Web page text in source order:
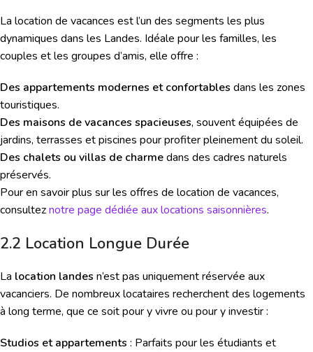
La location de vacances est l’un des segments les plus
dynamiques dans les Landes. Idéale pour les familles, les
couples et les groupes d’amis, elle offre :
Des appartements modernes et confortables dans les zones
touristiques.
Des maisons de vacances spacieuses, souvent équipées de
jardins, terrasses et piscines pour profiter pleinement du soleil.
Des chalets ou villas de charmedans des cadres naturels
préservés.
Pour en savoir plus sur les offres de location de vacances,
consulteznotre page dédiée aux locations saisonnières.
2.2 Location Longue Durée
La location landes n’est pas uniquement réservée aux
vacanciers. De nombreux locataires recherchent des logements
à long terme, que ce soit pour y vivre ou pour y investir :
Studios et appartements : Parfaits pour les étudiants et